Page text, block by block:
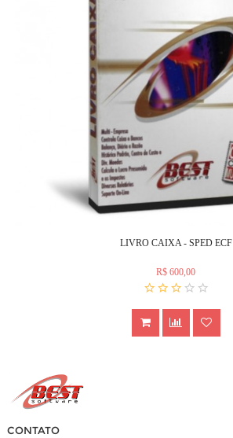
LIVRO CAIXA - SPED ECF
R$ 600,00
CONTATO